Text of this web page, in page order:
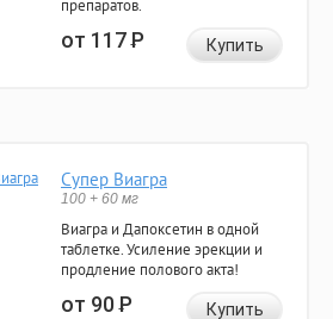
препаратов.
от 117Р Купить
Супер Виагра
100 + 60 мг
Виагра и Дапоксетин в одной
таблетке. Усиление эрекции и
продление полового акта!
от 90Р Купить